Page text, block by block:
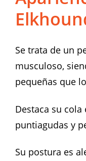
Se trata de un
musculoso,
pequeñas que
Destaca su cola
puntiagudas y
Su postura es